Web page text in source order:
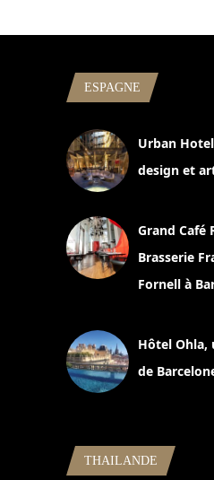
ESPAGNE
Urban
design et
Grand Café
Brasserie
Fornell à
Hôtel Ohla,
de
THAILANDE